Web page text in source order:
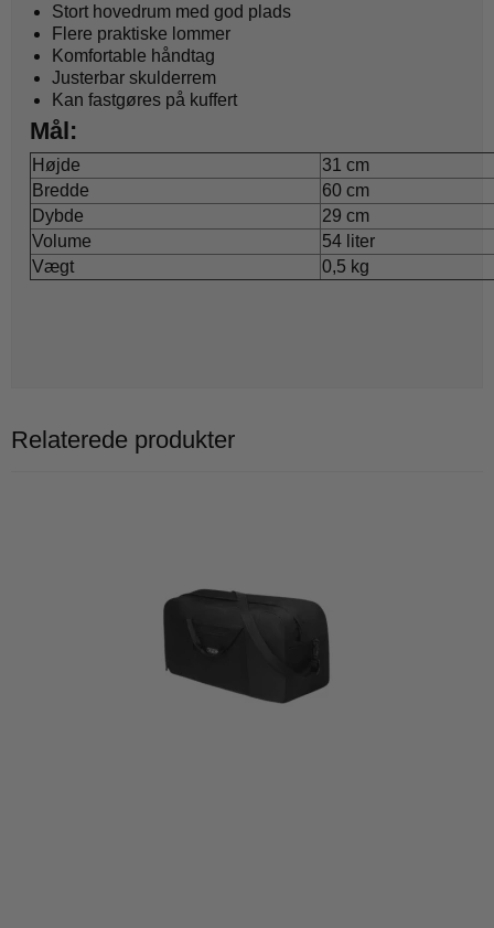
Stort hovedrum med god plads
Flere praktiske lommer
Komfortable håndtag
Justerbar skulderrem
Kan fastgøres på kuffert
Mål:
Højde
31 cm
Bredde
60 cm
Dybde
29 cm
Volume
54 liter
Vægt
0,5 kg
Relaterede produkter